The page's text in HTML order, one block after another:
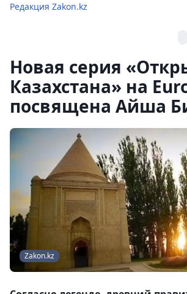
Редакция Zakon.kz
Новая серия
Казахстана» на
посвящена Айша
Zakon.kz